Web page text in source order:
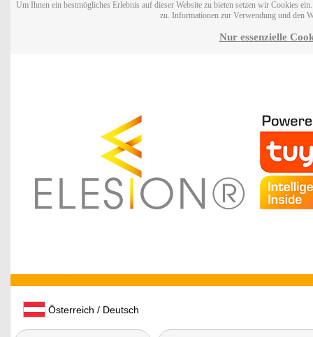
Um Ihnen ein bestmögliches Erlebnis auf dieser Website zu bieten setzen wir Cookies
zu. Informationen zur Verwendung und den
Nur essenzielle
Österreich / Deutsch